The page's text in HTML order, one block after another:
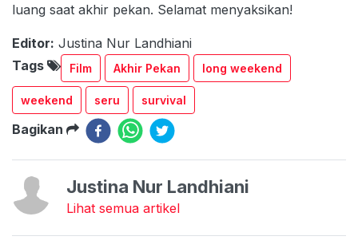
luang saat akhir pekan. Selamat menyaksikan!
Editor: Justina Nur Landhiani
Tags
Film Akhir Pekan long weekend
weekend seru survival
Bagikan
Justina Nur Landhiani
Lihat semua artikel